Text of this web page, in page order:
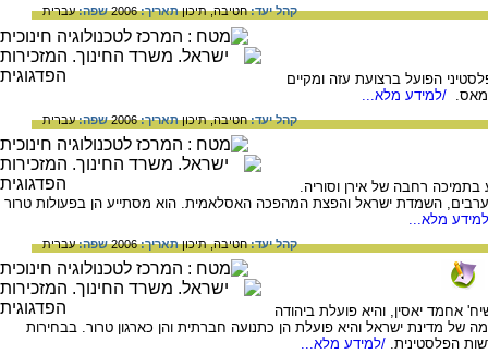
קהל יעד:חטיבה,תיכוןתאריך:2006 שפה:עברית
הפועל ברצועת עזה ומקיים
/למידע מלא...
קהל יעד:חטיבה,תיכוןתאריך:2006 שפה:עברית
בתמיכה רחבה של אירן וסוריה.
ערבים, השמדת ישראל והפצת המהפכה האסלאמית. הוא מסתייע הן בפעולות טרור
מלא...
קהל יעד:חטיבה,תיכוןתאריך:2006 שפה:עברית
בשנת 1987 על ידי השיח' אחמד יאסין, והיא פועלת ביהודה
של מדינת ישראל והיא פועלת הן כתנועה חברתית והן כארגון טרור. בבחירות
/למידע מלא...